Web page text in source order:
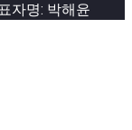
자명: 박해윤